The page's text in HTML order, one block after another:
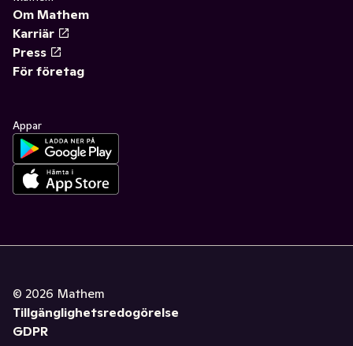
Om Mathem
Karriär
Press
För företag
Appar
© 2026 Mathem
Tillgänglighetsredogörelse
GDPR